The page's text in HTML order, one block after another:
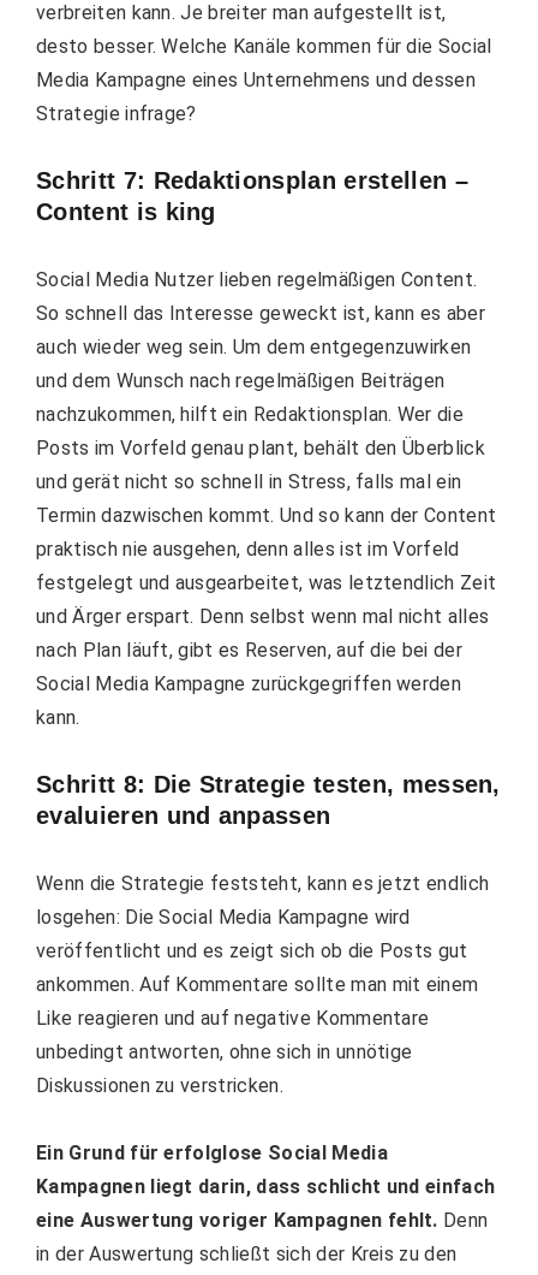
verbreiten kann. Je breiter man aufgestellt ist,
desto besser. Welche Kanäle kommen für die Social
Media Kampagne eines Unternehmens und dessen
Strategie infrage?
Schritt 7: Redaktionsplan erstellen –
Content is king
Social Media Nutzer lieben regelmäßigen Content.
So schnell das Interesse geweckt ist, kann es aber
auch wieder weg sein. Um dem entgegenzuwirken
und dem Wunsch nach regelmäßigen Beiträgen
nachzukommen, hilft ein Redaktionsplan. Wer die
Posts im Vorfeld genau plant, behält den Überblick
und gerät nicht so schnell in Stress, falls mal ein
Termin dazwischen kommt.Und so kann der Content
praktisch nie ausgehen, denn alles ist im Vorfeld
festgelegt und ausgearbeitet, was letztendlich Zeit
und Ärger erspart. Denn selbst wenn mal nicht alles
nach Plan läuft, gibt es Reserven, auf die bei der
Social Media Kampagne zurückgegriffen werden
kann.
Schritt 8: Die Strategie testen, messen,
evaluieren und anpassen
Wenn die Strategie feststeht, kann es jetzt endlich
losgehen: Die Social Media Kampagne wird
veröffentlicht und es zeigt sich ob die Posts gut
ankommen. Auf Kommentare sollte man mit einem
Like reagieren und auf negative Kommentare
unbedingt antworten, ohne sich in unnötige
Diskussionen zu verstricken.
Ein Grund für erfolglose Social Media
Kampagnen liegt darin, dass schlicht und einfach
eine Auswertung voriger Kampagnen fehlt. Denn
in der Auswertung schließt sich der Kreis zu den